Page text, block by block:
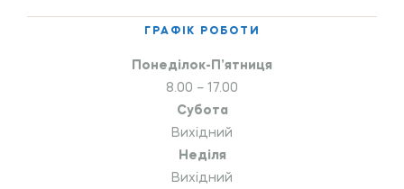
ГРАФІК РОБОТИ
Понеділок-П’ятниця
8.00 – 17.00
Субота
Вихідний
Неділя
Вихідний